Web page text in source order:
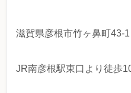
滋賀県彦根市竹ヶ鼻町43-
JR南彦根駅東口より徒歩